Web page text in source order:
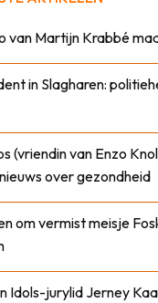
van Martijn Krabbé
in Slagharen:
(vriendin van Enzo
over gezondheid
om vermist meisje
Idols-jurylid Jerney